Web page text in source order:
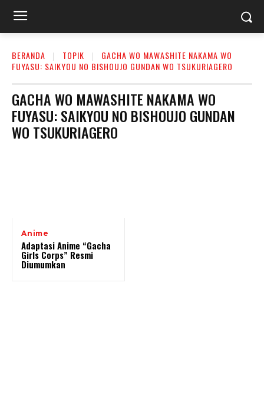
BERANDA TOPIK
GACHA WO MAWASHITE NAKAMA WO
FUYASU: SAIKYOU NO BISHOUJO GUNDAN WO TSUKURIAGERO
GACHA WO MAWASHITE NAKAMA WO
FUYASU: SAIKYOU NO BISHOUJO GUNDAN
WO TSUKURIAGERO
Anime
Adaptasi Anime “Gacha
Girls Corps” Resmi
Diumumkan